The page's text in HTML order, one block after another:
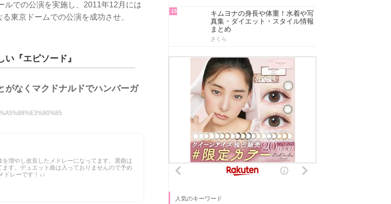
ルでの公演を実施し、2011年12月には
東京ドームでの公演を成功させ、
『エピソード』
がなくマクドナルドでハンバーガ
増やし改良したメドレーになってます。選曲は
す。デュエット曲は入っておりませんので予め
ドレーです！↓↓
15
キムヨナの身長や体重！水着や写
真集・ダイエット・スタイル情報
まとめ
さくら
人気のキーワード